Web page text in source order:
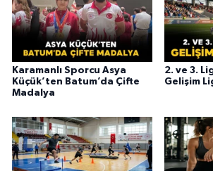
Karamanlı Sporcu Asya
Küçük’ten Batum’da Çifte
Madalya
2. ve 3.
Gelişim